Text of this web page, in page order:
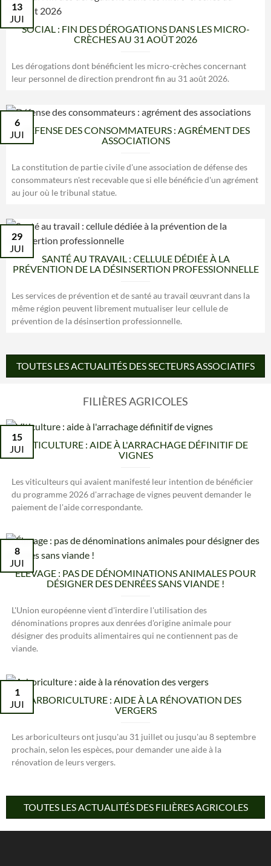
SOCIAL : FIN DES DÉROGATIONS DANS LES MICRO-
CRÈCHES AU 31 AOÛT 2026
13
JUI
Les dérogations dont bénéficient les micro-crèches concernant
leur personnel de direction prendront fin au 31 août 2026.
DÉFENSE DES CONSOMMATEURS : AGRÉMENT DES
ASSOCIATIONS
6
JUI
La constitution de partie civile d'une association de défense des
consommateurs n'est recevable que si elle bénéficie d'un agrément
au jour où le tribunal statue.
SANTÉ AU TRAVAIL : CELLULE DÉDIÉE À LA
PRÉVENTION DE LA DÉSINSERTION PROFESSIONNELLE
29
JUI
Les services de prévention et de santé au travail œuvrant dans la
même région peuvent librement mutualiser leur cellule de
prévention de la désinsertion professionnelle.
TOUTES LES ACTUALITÉS DES SECTEURS ASSOCIATIFS
FILIÈRES AGRICOLES
VITICULTURE : AIDE À L'ARRACHAGE DÉFINITIF DE
VIGNES
15
JUI
Les viticulteurs qui avaient manifesté leur intention de bénéficier
du programme 2026 d'arrachage de vignes peuvent demander le
paiement de l'aide correspondante.
ÉLEVAGE : PAS DE DÉNOMINATIONS ANIMALES POUR
DÉSIGNER DES DENRÉES SANS VIANDE !
8
JUI
L'Union européenne vient d'interdire l'utilisation des
dénominations propres aux denrées d'origine animale pour
désigner des produits alimentaires qui ne contiennent pas de
viande.
ARBORICULTURE : AIDE À LA RÉNOVATION DES
VERGERS
1
JUI
Les arboriculteurs ont jusqu'au 31 juillet ou jusqu'au 8 septembre
prochain, selon les espèces, pour demander une aide à la
rénovation de leurs vergers.
TOUTES LES ACTUALITÉS DES FILIÈRES AGRICOLES